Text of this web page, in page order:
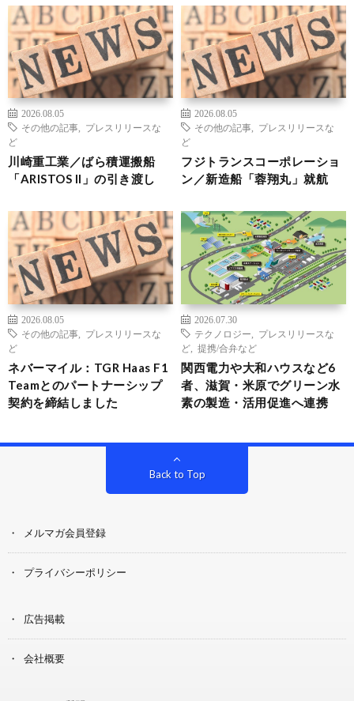
2026.08.05
その他の記事
プレスリリースな
ど
川崎重工業／ばら積運搬船
「ARISTOS II」の引き渡し
2026.08.05
その他の記事
プレスリリースな
ど
フジトランスコーポレーショ
ン／新造船「蓉翔丸」就航
2026.08.05
その他の記事
プレスリリースな
ど
ネバーマイル：TGR Haas F1
Teamとのパートナーシップ
契約を締結しました
2026.07.30
テクノロジー
プレスリリースな
ど
提携/合弁など
関西電力や大和ハウスなど6
者、滋賀・米原でグリーン水
素の製造・活用促進へ連携
Back to Top
メルマガ会員登録
プライバシーポリシー
広告掲載
会社概要